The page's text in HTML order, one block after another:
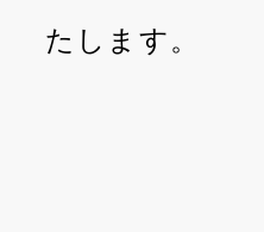
たします。